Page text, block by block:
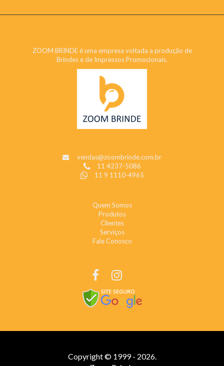
ZOOM BRINDE é uma empresa voltada a produção de
Brindes e de Impressos Promocionais.
vendas@zoombrinde.com.br
11 4237-5086
11 9 1110-4965
Quem Somos
Produtos
Clientes
Serviços
Fale Conosco
Copyright © 1999 - 2026.